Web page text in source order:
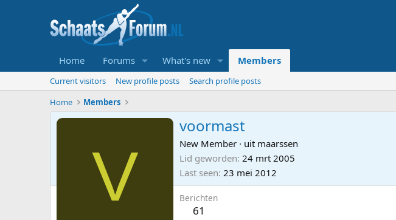
Home Forums What's new Members
Current visitors New profile posts
Search profile posts
Home
Members
V
voormast
New Member · uit maarssen
Lid geworden 24 mrt 2005
Last seen 23 mei 2012
Berichten
61